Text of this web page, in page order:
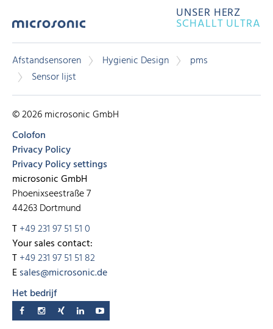
UNSER HERZ
SCHALLT ULTRA
Afstandsensoren Hygienic Design
pms
Sensor lijst
© 2026 microsonic GmbH
Colofon
Privacy Policy
Privacy Policy settings
microsonic GmbH
Phoenixseestraße 7
44263 Dortmund
T+49 231 97 51 51 0
Your sales contact:
T+49 231 97 51 51 82
Esales@microsonic.de
Het bedrijf